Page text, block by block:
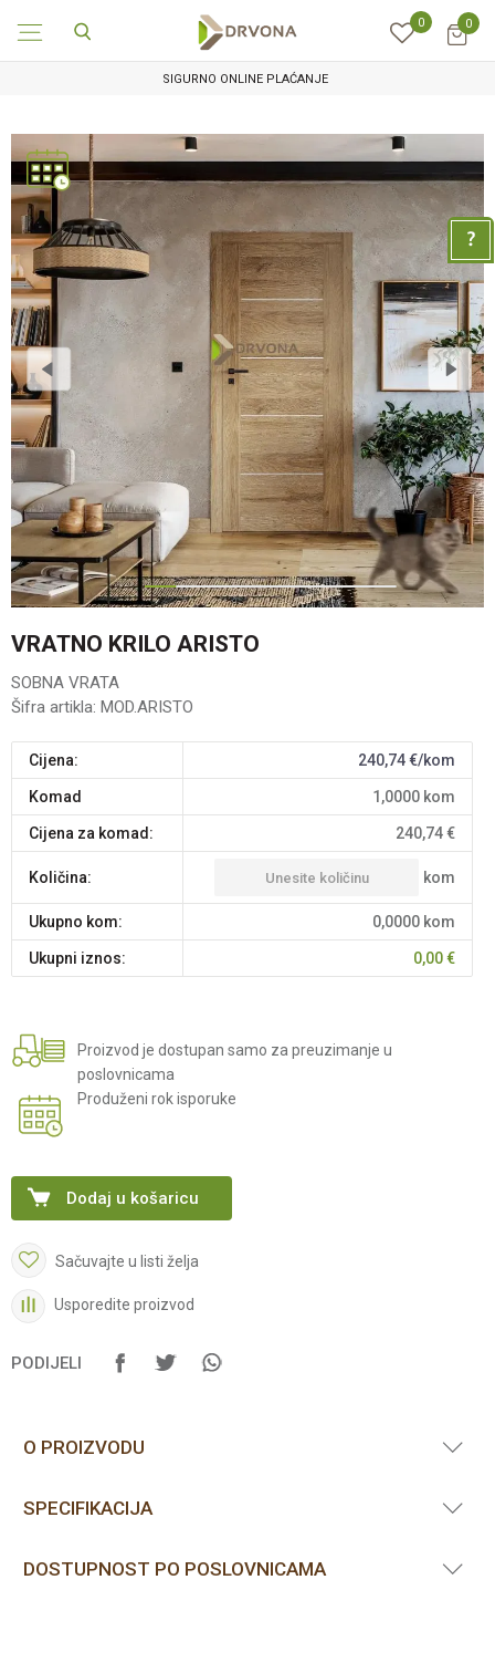
0 0
SIGURNO ONLINE PLAĆANJE
1 2 3 4 5 6 7
VRATNO KRILO ARISTO
SOBNA VRATA
Šifra artikla: MOD.ARISTO
Cijena: 240,74€/kom
komad 1,0000 kom
Cijena za komad: 240,74€
Količina: kom
Ukupno kom: 0,0000 kom
Ukupni iznos: 0,00€
Proizvod je dostupan samo za preuzimanje u
poslovnicama
Produženi rok isporuke
Dodaj u košaricu
Sačuvajte u listi želja
Usporedite proizvod
PODIJELI
O PROIZVODU
SPECIFIKACIJA
DOSTUPNOST PO POSLOVNICAMA